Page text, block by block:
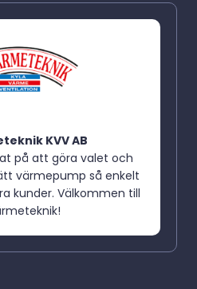
KVV AB
på att göra valet och
värmepump så enkelt
kunder. Välkommen till